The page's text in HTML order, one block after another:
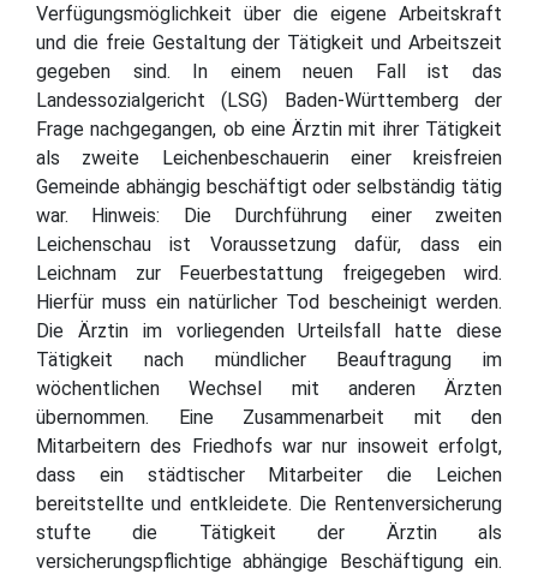
Verfügungsmöglichkeit über die eigene Arbeitskraft
und die freie Gestaltung der Tätigkeit und Arbeitszeit
gegeben sind. In einem neuen Fall ist das
Landessozialgericht (LSG) Baden-Württemberg der
Frage nachgegangen, ob eine Ärztin mit ihrer Tätigkeit
als zweite Leichenbeschauerin einer kreisfreien
Gemeinde abhängig beschäftigt oder selbständig tätig
war. Hinweis: Die Durchführung einer zweiten
Leichenschau ist Voraussetzung dafür, dass ein
Leichnam zur Feuerbestattung freigegeben wird.
Hierfür muss ein natürlicher Tod bescheinigt werden.
Die Ärztin im vorliegenden Urteilsfall hatte diese
Tätigkeit nach mündlicher Beauftragung im
wöchentlichen Wechsel mit anderen Ärzten
übernommen. Eine Zusammenarbeit mit den
Mitarbeitern des Friedhofs war nur insoweit erfolgt,
dass ein städtischer Mitarbeiter die Leichen
bereitstellte und entkleidete. Die Rentenversicherung
stufte die Tätigkeit der Ärztin als
versicherungspflichtige abhängige Beschäftigung ein.